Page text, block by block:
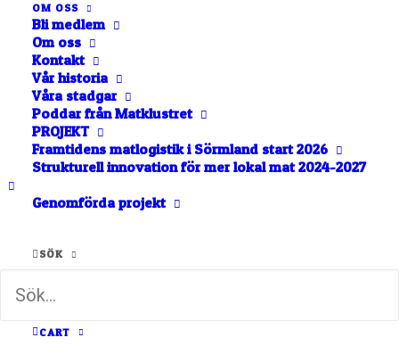
OM OSS
Bli medlem
Om oss
Kontakt
Vår historia
Våra stadgar
Poddar från Matklustret
PROJEKT
Framtidens matlogistik i Sörmland start 2026
Strukturell innovation för mer lokal mat 2024-2027
Genomförda projekt
SÖK
CART
Visar 1 - 2 av 2 lokala matföretag taggade med
"bipollen".
BOKSTAVSORDNING
Stavtorps Gårdsbutik och
Delikatesser
Malmköping finns vår butik med…
Malmköping
Stavtorps Musteri
I hjärtat av Sörmland hittar ni Stavtorps